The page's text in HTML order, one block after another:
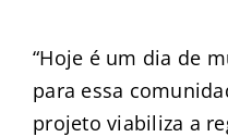
“Hoje é um dia de
para essa
projeto viabiliza a